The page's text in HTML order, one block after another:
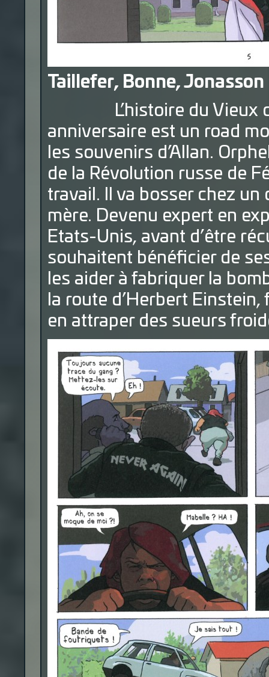
Taillefer, Bonne,
L’histoire du Vieux
anniversaire est un road
les souvenirs d’Allan.
de la Révolution russe de
travail. Il va bosser chez un
mère. Devenu expert en
Etats-Unis, avant d’être
souhaitent bénéficier de
les aider à fabriquer la
la route d’Herbert
en attraper des sueurs